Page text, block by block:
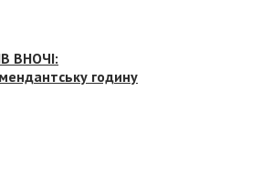
ВНОЧІ:
годину